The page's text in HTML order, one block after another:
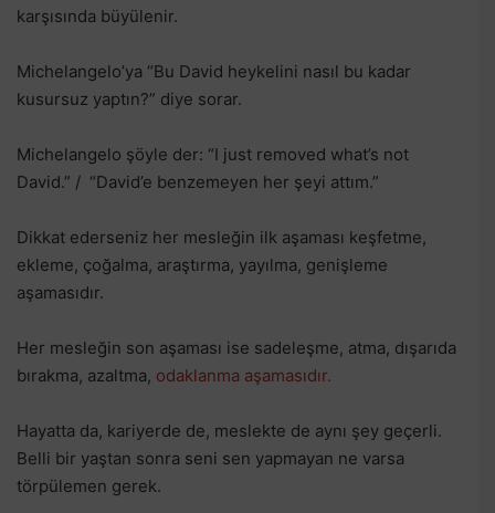
karşısında büyülenir.
Michelangelo’ya “Bu David heykelini nasıl bu kadar
kusursuz yaptın?” diye sorar.
Michelangelo şöyle der: “I just removed what’s not
David.” / “David’e benzemeyen her şeyi attım.”
Dikkat ederseniz her mesleğin ilk aşaması keşfetme,
ekleme, çoğalma, araştırma, yayılma, genişleme
aşamasıdır.
Her mesleğin son aşaması ise sadeleşme, atma, dışarıda
bırakma, azaltma, odaklanma aşamasıdır.
Hayatta da, kariyerde de, meslekte de aynı şey geçerli.
Belli bir yaştan sonra seni sen yapmayan ne varsa
törpülemen gerek.